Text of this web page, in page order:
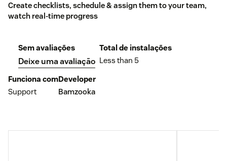
Create checklists, schedule & assign them to your team,
watch real-time progress
Sem avaliações
Deixe uma avaliação
Total de instalações
Less than 5
Funciona com
Support
Developer
Bamzooka